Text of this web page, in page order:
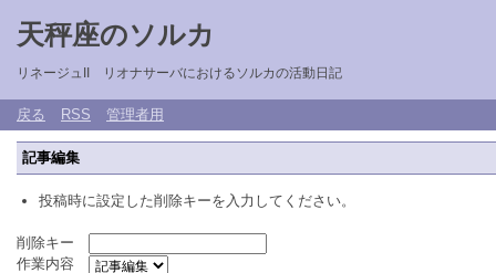
天秤座のソルカ
リネージュII リオナサーバにおけるソルカの活動日記
戻る RSS 管理者用
記事編集
投稿時に設定した削除キーを入力してください。
削除キー
作業内容